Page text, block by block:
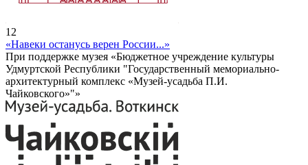
12
«Навеки останусь верен России...»
При поддержке музея «Бюджетное учреждение культуры
Удмуртской Республики "Государственный мемориально-
архитектурный комплекс «Музей-усадьба П.И.
Чайковского»"»